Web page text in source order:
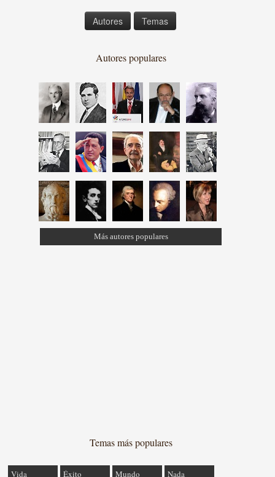
Autores Temas
Autores populares
Más autores populares
Temas más populares
Vida Éxito Mundo Nada